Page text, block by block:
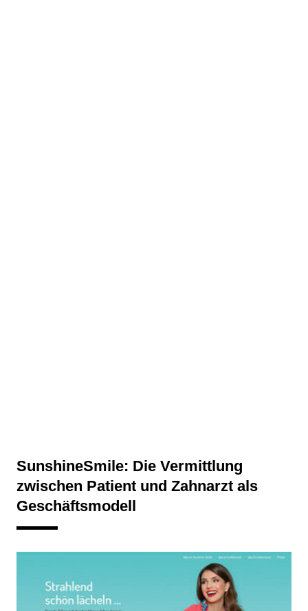
SunshineSmile: Die Vermittlung
zwischen Patient und Zahnarzt als
Geschäftsmodell